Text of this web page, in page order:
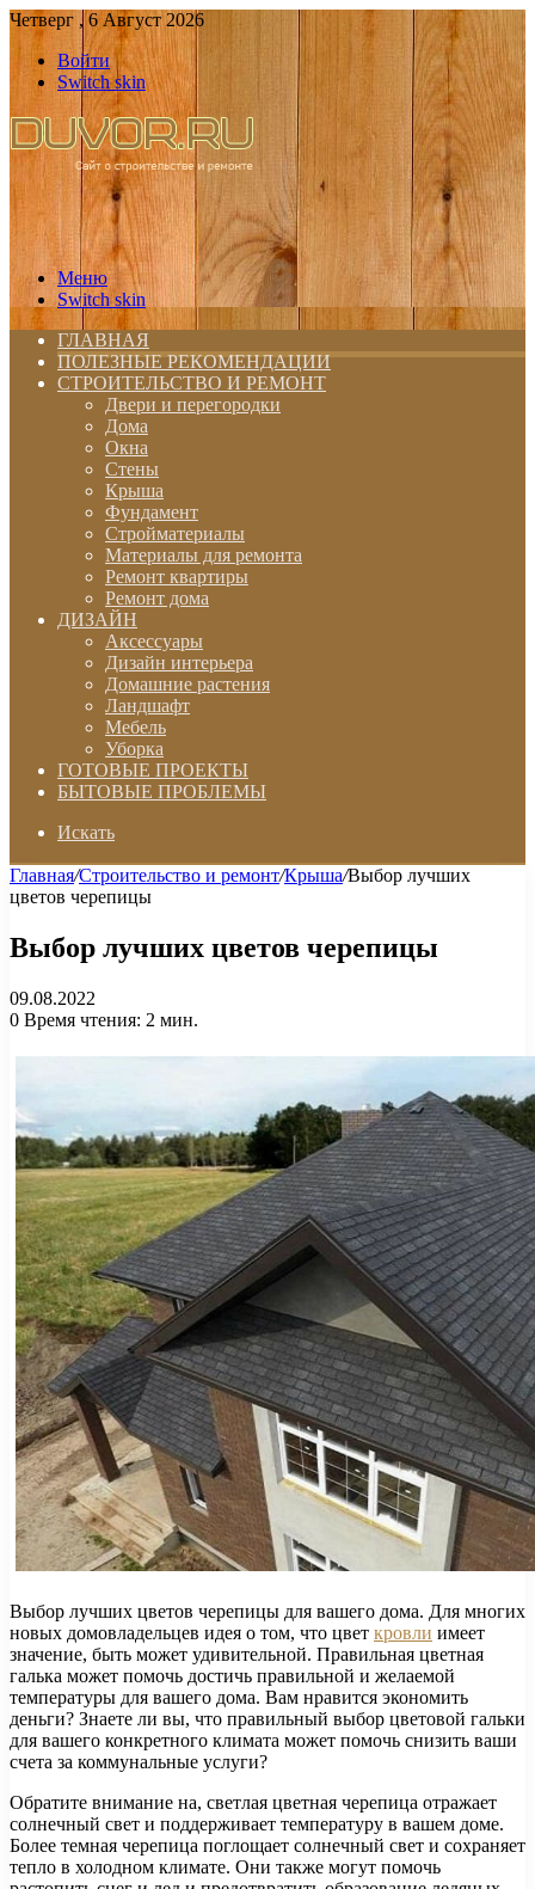
Четверг , 6 Август 2026
Войти
Switch skin
Меню
Switch skin
ГЛАВНАЯ
ПОЛЕЗНЫЕ РЕКОМЕНДАЦИИ
СТРОИТЕЛЬСТВО И РЕМОНТ
Двери и перегородки
Дома
Окна
Стены
Крыша
Фундамент
Стройматериалы
Материалы для ремонта
Ремонт квартиры
Ремонт дома
ДИЗАЙН
Аксессуары
Дизайн интерьера
Домашние растения
Ландшафт
Мебель
Уборка
ГОТОВЫЕ ПРОЕКТЫ
БЫТОВЫЕ ПРОБЛЕМЫ
Искать
Главная/Строительство и ремонт/Крыша/Выбор лучших
цветов черепицы
Выбор лучших цветов черепицы
09.08.2022
0 Время чтения: 2 мин.
Выбор лучших цветов черепицы для вашего дома. Для многих
новых домовладельцев идея о том, что цвет кровли имеет
значение, быть может удивительной. Правильная цветная
галька может помочь достичь правильной и желаемой
температуры для вашего дома. Вам нравится экономить
деньги? Знаете ли вы, что правильный выбор цветовой гальки
для вашего конкретного климата может помочь снизить ваши
счета за коммунальные услуги?
Обратите внимание на, светлая цветная черепица отражает
солнечный свет и поддерживает температуру в вашем доме.
Более темная черепица поглощает солнечный свет и сохраняет
тепло в холодном климате. Они также могут помочь